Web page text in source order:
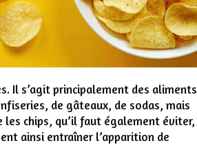
Il s’agit principalement des aliments
de gâteaux, de sodas, mais
les chips, qu’il faut également éviter,
ainsi entraîner l’apparition de